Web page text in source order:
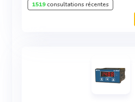
1519consultations récentes